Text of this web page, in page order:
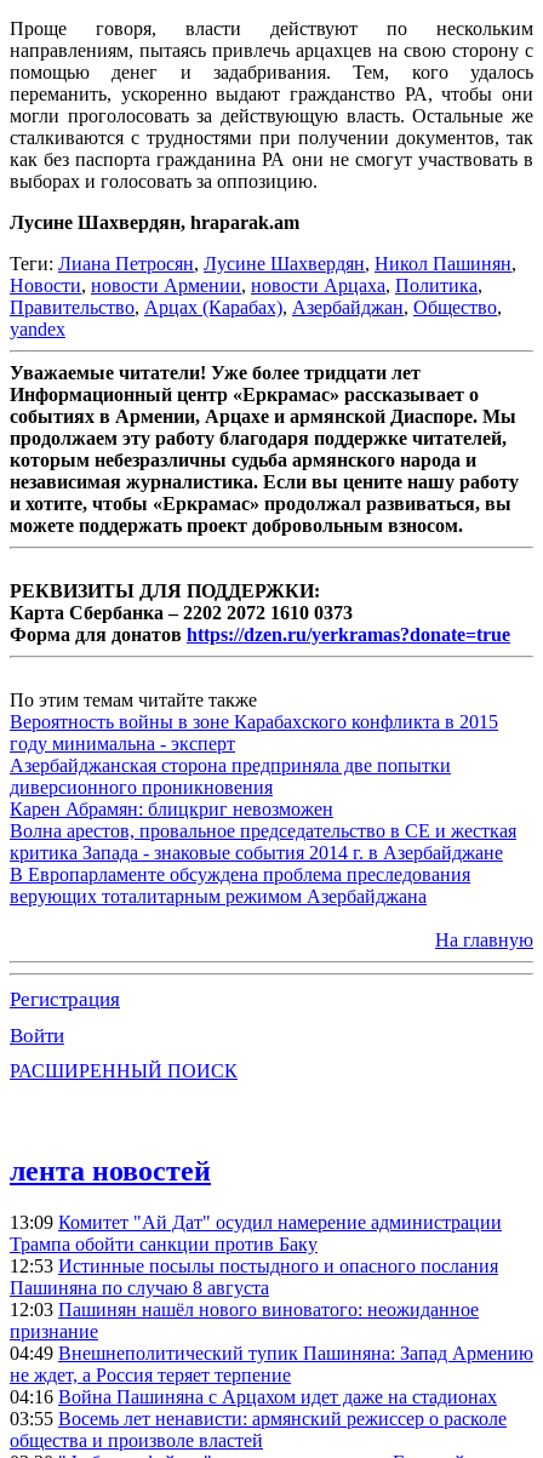
Проще говоря, власти действуют по нескольким
направлениям, пытаясь привлечь арцахцев на свою сторону с
помощью денег и задабривания. Тем, кого удалось
переманить, ускоренно выдают гражданство РА, чтобы они
могли проголосовать за действующую власть. Остальные же
сталкиваются с трудностями при получении документов, так
как без паспорта гражданина РА они не смогут участвовать в
выборах и голосовать за оппозицию.
Лусине Шахвердян, hraparak.am
Теги: Лиана Петросян, Лусине Шахвердян, Никол Пашинян,
Новости, новости Армении, новости Арцаха, Политика,
Правительство, Арцах (Карабах), Азербайджан, Общество,
yandex
Уважаемые читатели! Уже более тридцати лет
Информационный центр «Еркрамас» рассказывает о
событиях в Армении, Арцахе и армянской Диаспоре. Мы
продолжаем эту работу благодаря поддержке читателей,
которым небезразличны судьба армянского народа и
независимая журналистика. Если вы цените нашу работу
и хотите, чтобы «Еркрамас» продолжал развиваться, вы
можете поддержать проект добровольным взносом.
РЕКВИЗИТЫ ДЛЯ ПОДДЕРЖКИ:
Карта Сбербанка – 2202 2072 1610 0373
Форма для донатов https://dzen.ru/yerkramas?donate=true
По этим темам читайте также
Вероятность войны в зоне Карабахского конфликта в 2015
году минимальна - эксперт
Азербайджанская сторона предприняла две попытки
диверсионного проникновения
Карен Абрамян: блицкриг невозможен
Волна арестов, провальное председательство в СЕ и жесткая
критика Запада - знаковые события 2014 г. в Азербайджане
В Европарламенте обсуждена проблема преследования
верующих тоталитарным режимом Азербайджана
На главную
Регистрация
Войти
РАСШИРЕННЫЙ ПОИСК
лента новостей
13:09 Комитет "Ай Дат" осудил намерение администрации
Трампа обойти санкции против Баку
12:53 Истинные посылы постыдного и опасного послания
Пашиняна по случаю 8 августа
12:03 Пашинян нашёл нового виноватого: неожиданное
признание
04:49 Внешнеполитический тупик Пашиняна: Запад Армению
не ждет, а Россия теряет терпение
04:16 Война Пашиняна с Арцахом идет даже на стадионах
03:55 Восемь лет ненависти: армянский режиссер о расколе
общества и произволе властей